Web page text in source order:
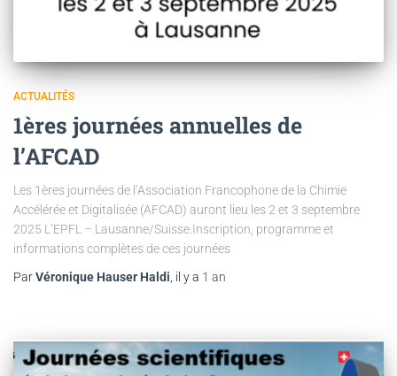
ACTUALITÉS
1ères journées annuelles de
l’AFCAD
Les 1ères journées de l’Association Francophone de la Chimie
Accélérée et Digitalisée (AFCAD) auront lieu les 2 et 3 septembre
2025 L’EPFL – Lausanne/Suisse.Inscription, programme et
informations complètes de ces journées
ParVéronique Hauser Haldi , il y a 1 an